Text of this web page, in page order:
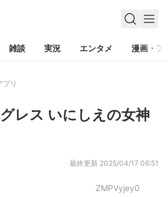
雑談 実況 エンタメ 漫画・ア
プリ
レス いにしえの女神
最終更新 2025/04/17 06:51
ZMPVyjey0